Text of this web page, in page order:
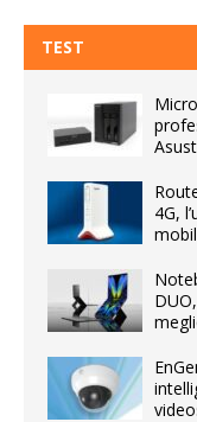
TEST
4G,